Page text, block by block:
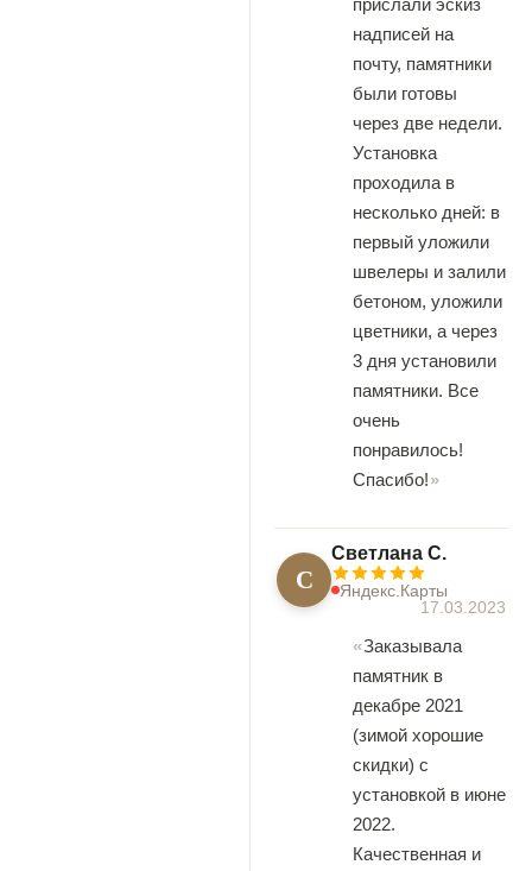
надписей на
почту, памятники
были готовы
через две недели.
Установка
проходила в
несколько дней: в
первый уложили
швелеры и залили
бетоном, уложили
цветники, а через
3 дня установили
памятники. Все
очень
понравилось!
Спасибо!
С
Светлана С.
Яндекс.Карты
17.03.2023
Заказывала
памятник в
декабре 2021
(зимой хорошие
скидки) с
установкой в июне
2022.
Качественная и